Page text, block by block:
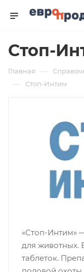
Стоп-
Главная —
— Стоп-Интим
«Стоп-Интим»
для животных.
таблеток.